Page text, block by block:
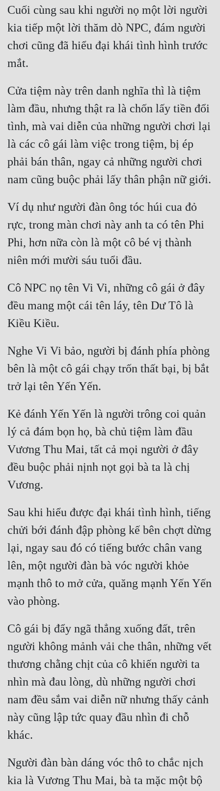
Cuối cùng sau khi người nọ một lời người
kia tiếp một lời thăm dò NPC, đám người
chơi cũng đã hiểu đại khái tình hình trước
Cửa tiệm này trên danh nghĩa thì là tiệm
làm đầu, nhưng thật ra là chốn lấy tiền đổi
tình, mà vai diễn của những người chơi lại
là các cô gái làm việc trong tiệm, bị ép
phải bán thân, ngay cả những người chơi
Ví dụ như người đàn ông tóc húi cua đỏ
rực, trong màn chơi này anh ta có tên Phi
Phi, hơn nữa còn là một cô bé vị thành
Cô NPC nọ tên Vi Vi, những cô gái ở đây
đều mang một cái tên láy, tên Dư Tô là
Nghe Vi Vi bảo, người bị đánh phía phòng
bên là một cô gái chạy trốn thất bại, bị bắt
Kẻ đánh Yến Yến là người trông coi quản
lý cả đám bọn họ, bà chủ tiệm làm đầu
Vương Thu Mai, tất cả mọi người ở đây
đều buộc phải nịnh nọt gọi bà ta là chị
Sau khi hiểu được đại khái tình hình, tiếng
chửi bới đánh đập phòng kế bên chợt dừng
lại, ngay sau đó có tiếng bước chân vang
lên, một người đàn bà vóc người khỏe
mạnh thô to mở cửa, quăng mạnh Yến Yến
Cô gái bị đẩy ngã thẳng xuống đất, trên
người không mảnh vải che thân, những vết
thương chằng chịt của cô khiến người ta
nhìn mà đau lòng, dù những người chơi
nam đều sắm vai diễn nữ nhưng thấy cảnh
này cũng lập tức quay đầu nhìn đi chỗ
Người đàn bàn dáng vóc thô to chắc nịch
kia là Vương Thu Mai, bà ta mặc một bộ